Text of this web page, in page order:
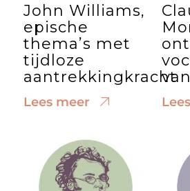
John Williams,
epische
thema’s met
tijdloze
aantrekkingkracht
Lees meer